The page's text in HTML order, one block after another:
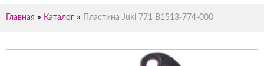
Главная » Каталог » Пластина Juki 771 B1513-774-000